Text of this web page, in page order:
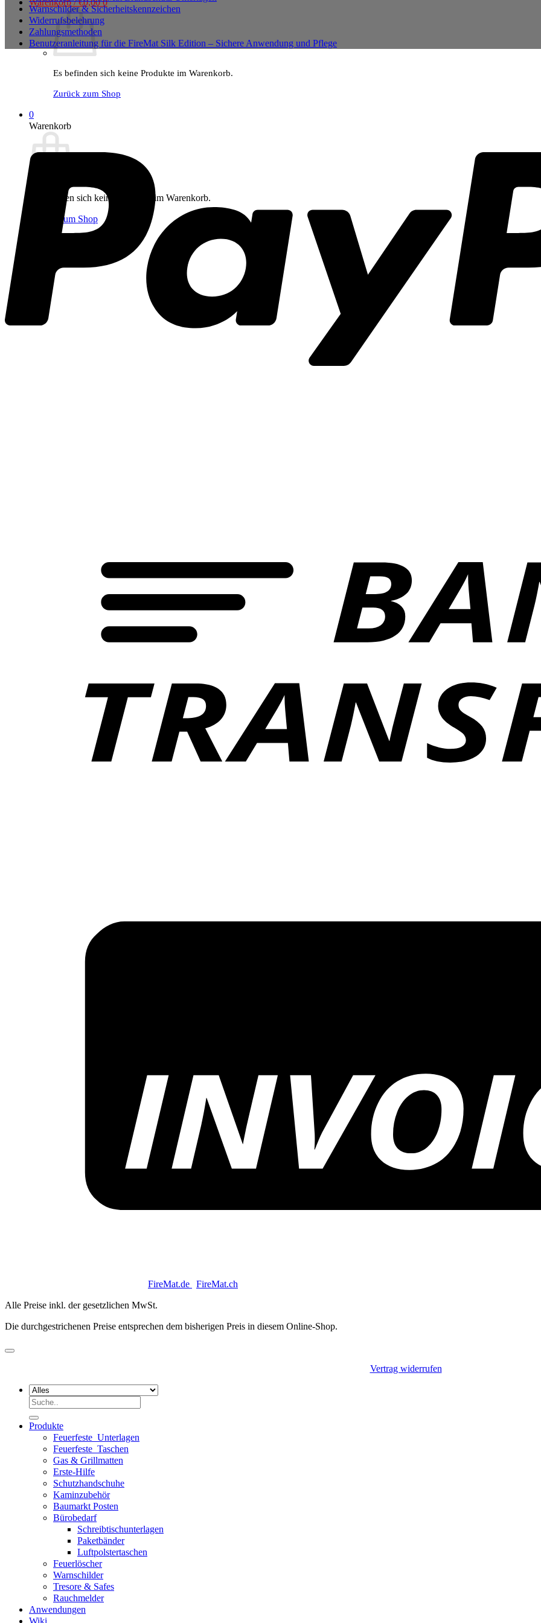
Warenkorb /€0,00 0
Es befinden sich keine Produkte im Warenkorb.
Zurück zum Shop
0
Warenkorb
Es befinden sich keine Produkte im Warenkorb.
Zurück zum Shop
Warnschilder & Sicherheitskennzeichen
Widerrufsbelehrung
Zahlungsmethoden
Benutzeranleitung für die FireMat Silk Edition – Sichere Anwendung und Pflege
FireMat.de FireMat.ch
Alle Preise inkl. der gesetzlichen MwSt.
Die durchgestrichenen Preise entsprechen dem bisherigen Preis in diesem Online-Shop.
Vertrag widerrufen
Suchen
Produkte
Feuerfeste_Unterlagen
Feuerfeste_Taschen
Gas & Grillmatten
Erste-Hilfe
Schutzhandschuhe
Kaminzubehör
Baumarkt Posten
Bürobedarf
Schreibtischunterlagen
Paketbänder
Luftpolstertaschen
Feuerlöscher
Warnschilder
Tresore & Safes
Rauchmelder
Anwendungen
Wiki